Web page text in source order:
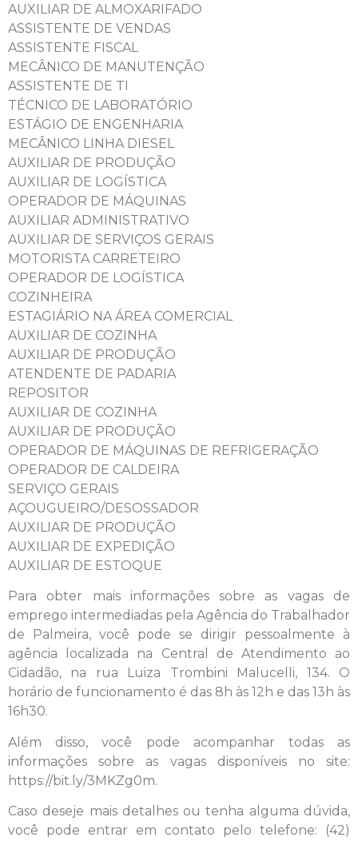
AUXILIAR DE ALMOXARIFADO
ASSISTENTE DE VENDAS
ASSISTENTE FISCAL
MECÂNICO DE MANUTENÇÃO
ASSISTENTE DE TI
TÉCNICO DE LABORATÓRIO
ESTÁGIO DE ENGENHARIA
MECÂNICO LINHA DIESEL
AUXILIAR DE PRODUÇÃO
AUXILIAR DE LOGÍSTICA
OPERADOR DE MÁQUINAS
AUXILIAR ADMINISTRATIVO
AUXILIAR DE SERVIÇOS GERAIS
MOTORISTA CARRETEIRO
OPERADOR DE LOGÍSTICA
COZINHEIRA
ESTAGIÁRIO NA ÁREA COMERCIAL
AUXILIAR DE COZINHA
AUXILIAR DE PRODUÇÃO
ATENDENTE DE PADARIA
REPOSITOR
AUXILIAR DE COZINHA
AUXILIAR DE PRODUÇÃO
OPERADOR DE MÁQUINAS DE REFRIGERAÇÃO
OPERADOR DE CALDEIRA
SERVIÇO GERAIS
AÇOUGUEIRO/DESOSSADOR
AUXILIAR DE PRODUÇÃO
AUXILIAR DE EXPEDIÇÃO
AUXILIAR DE ESTOQUE
Para obter mais informações sobre as vagas de
emprego intermediadas pela Agência do Trabalhador
de Palmeira, você pode se dirigir pessoalmente à
agência localizada na Central de Atendimento ao
Cidadão, na rua Luiza Trombini Malucelli, 134. O
horário de funcionamento é das 8h às 12h e das 13h às
16h30.
Além disso, você pode acompanhar todas as
informações sobre as vagas disponíveis no site:
https://bit.ly/3MKZg0m.
Caso deseje mais detalhes ou tenha alguma dúvida,
você pode entrar em contato pelo telefone: (42)